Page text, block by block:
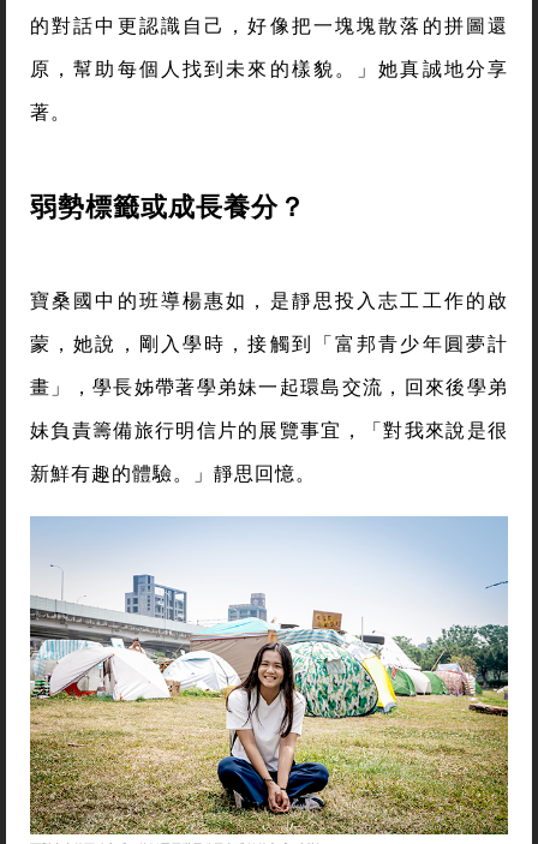
的對話中更認識自己，好像把一塊塊散落的拼圖還
原，幫助每個人找到未來的樣貌。」她真誠地分享
著。
弱勢標籤或成長養分？
寶桑國中的班導楊惠如，是靜思投入志工工作的啟
蒙，她說，剛入學時，接觸到「富邦青少年圓夢計
畫」，學長姊帶著學弟妹一起環島交流，回來後學弟
妹負責籌備旅行明信片的展覽事宜，「對我來說是很
新鮮有趣的體驗。」靜思回憶。